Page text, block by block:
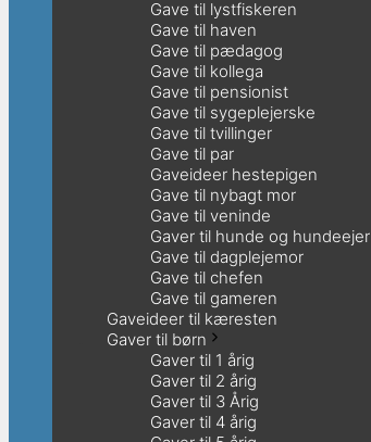
Gave til lystfiskeren
Gave til haven
Gave til pædagog
Gave til kollega
Gave til pensionist
Gave til sygeplejerske
Gave til tvillinger
Gave til par
Gaveideer hestepigen
Gave til nybagt mor
Gave til veninde
Gaver til hunde og hundeejer
Gave til dagplejemor
Gave til chefen
Gave til gameren
Gaveideer til kæresten
Gaver til børn
Gaver til 1 årig
Gaver til 2 årig
Gaver til 3 Årig
Gaver til 4 årig